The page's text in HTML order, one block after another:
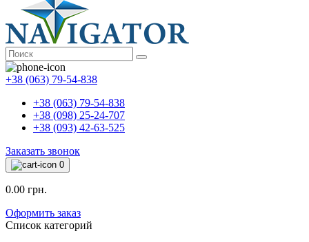
+38 (063) 79-54-838
+38 (063) 79-54-838
+38 (098) 25-24-707
+38 (093) 42-63-525
Заказать звонок
0
0.00 грн.
Оформить заказ
Список категорий